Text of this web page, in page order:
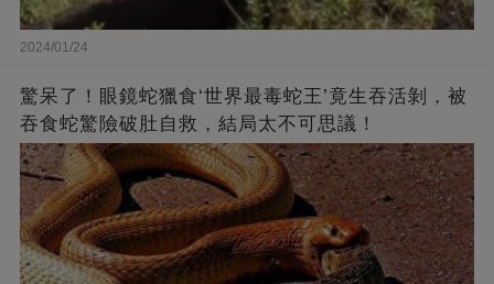
2024/01/24
驚呆了！眼鏡蛇獵食‘世界最毒蛇王’竟生吞活剝，被
吞食蛇驚險破肚自救，結局太不可思議！